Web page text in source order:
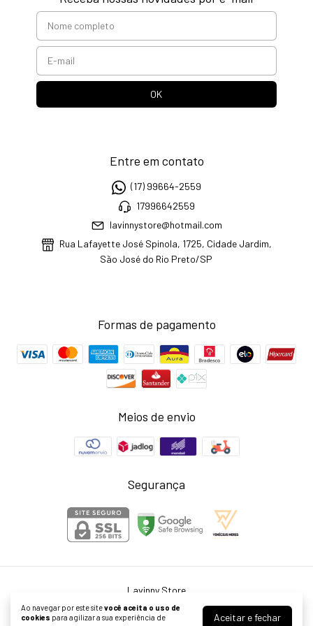
Ao navegar por este sitevocê aceita o uso de
cookies para agilizar a sua experiência de
Aceitar e fechar
Entre em contato
(17) 99664-2559
17996642559
lavinnystore@hotmail.com
Rua Lafayette José Spinola, 1725, Cidade Jardim,
São José do Rio Preto/SP
Formas de pagamento
Meios de envio
Segurança
Lavinny Store
©2026. Larissa Neris Cardoso Agostini ME - 39999976000155. Todos os
direitos reservados.